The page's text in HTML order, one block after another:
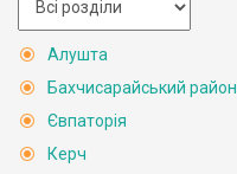
Алушта
Бахчисарайський район
Євпаторія
Керч